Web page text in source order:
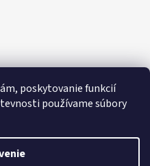
poskytovanie funkcií
používame súbory